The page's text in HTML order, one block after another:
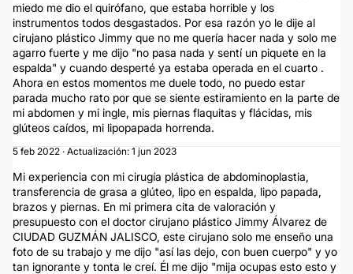
miedo me dio el quirófano, que estaba horrible y los
instrumentos todos desgastados. Por esa razón yo le dije al
cirujano plástico Jimmy que no me quería hacer nada y solo me
agarro fuerte y me dijo "no pasa nada y sentí un piquete en la
espalda" y cuando desperté ya estaba operada en el cuarto .
Ahora en estos momentos me duele todo, no puedo estar
parada mucho rato por que se siente estiramiento en la parte de
mi abdomen y mi ingle, mis piernas flaquitas y flácidas, mis
glúteos caídos, mi lipopapada horrenda.
5 feb 2022 · Actualización: 1 jun 2023
Mi experiencia con mi cirugía plástica de abdominoplastia,
transferencia de grasa a glúteo, lipo en espalda, lipo papada,
brazos y piernas. En mi primera cita de valoración y
presupuesto con el doctor cirujano plástico Jimmy Álvarez de
CIUDAD GUZMÁN JALISCO, este cirujano solo me enseño una
foto de su trabajo y me dijo "así las dejo, con buen cuerpo" y yo
tan ignorante y tonta le creí. Él me dijo "mija ocupas esto esto y